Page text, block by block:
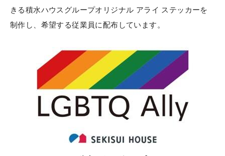
きる積水ハウスグループオリジナル アライ ステッカーを
制作し、希望する従業員に配布しています。